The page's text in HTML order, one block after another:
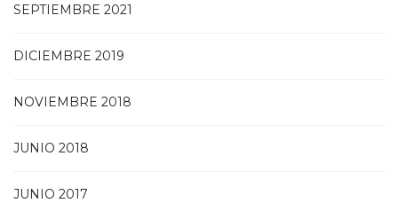
SEPTIEMBRE 2021
DICIEMBRE 2019
NOVIEMBRE 2018
JUNIO 2018
JUNIO 2017